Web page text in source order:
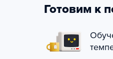
Готовим к